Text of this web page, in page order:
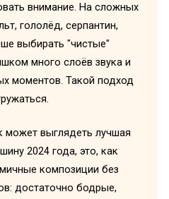
внимание. На сложных
гололёд, серпантин,
выбирать "чистые"
много слоёв звука и
моментов. Такой подход
может выглядеть лучшая
2024 года, это, как
композиции без
достаточно бодрые,